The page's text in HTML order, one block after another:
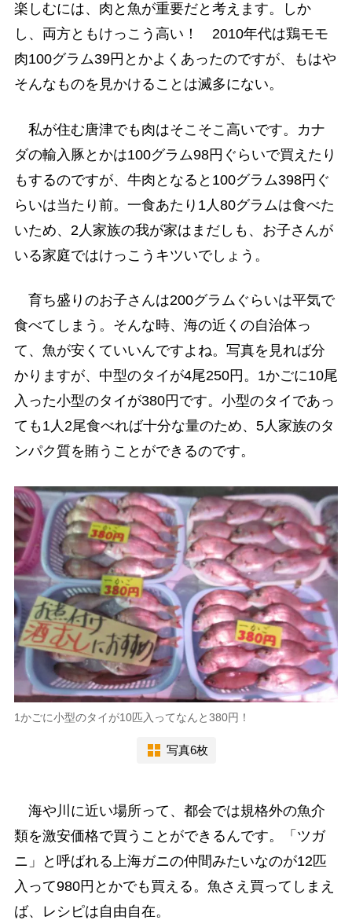
楽しむには、肉と魚が重要だと考えます。しか
し、両方ともけっこう高い！ 2010年代は鶏モモ
肉100グラム39円とかよくあったのですが、もはや
そんなものを見かけることは滅多にない。
私が住む唐津でも肉はそこそこ高いです。カナ
ダの輸入豚とかは100グラム98円ぐらいで買えたり
もするのですが、牛肉となると100グラム398円ぐ
らいは当たり前。一食あたり1人80グラムは食べた
いため、2人家族の我が家はまだしも、お子さんが
いる家庭ではけっこうキツいでしょう。
育ち盛りのお子さんは200グラムぐらいは平気で
食べてしまう。そんな時、海の近くの自治体っ
て、魚が安くていいんですよね。写真を見れば分
かりますが、中型のタイが4尾250円。1かごに10尾
入った小型のタイが380円です。小型のタイであっ
ても1人2尾食べれば十分な量のため、5人家族のタ
ンパク質を賄うことができるのです。
1かごに小型のタイが10匹入ってなんと380円！
写真6枚
海や川に近い場所って、都会では規格外の魚介
類を激安価格で買うことができるんです。「ツガ
ニ」と呼ばれる上海ガニの仲間みたいなのが12匹
入って980円とかでも買える。魚さえ買ってしまえ
ば、レシピは自由自在。